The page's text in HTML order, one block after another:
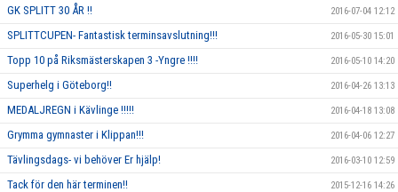
GK SPLITT 30 ÅR !! 2016-07-04 12:12
SPLITTCUPEN- Fantastisk terminsavslutning!!! 2016-05-30 15:01
Topp 10 på Riksmästerskapen 3 -Yngre !!!! 2016-05-10 14:20
Superhelg i Göteborg!! 2016-04-26 13:13
MEDALJREGN i Kävlinge !!!!! 2016-04-18 13:08
Grymma gymnaster i Klippan!!! 2016-04-06 12:27
Tävlingsdags- vi behöver Er hjälp! 2016-03-10 12:59
Tack för den här terminen!! 2015-12-16 14:26